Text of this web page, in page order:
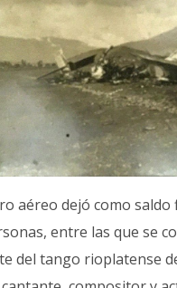
aéreo dejó como
entre las que se
del tango rioplatense